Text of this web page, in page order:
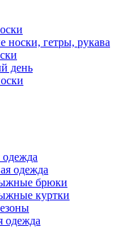
носки, гетры, рукава
день
одежда
брюки
куртки
одежда